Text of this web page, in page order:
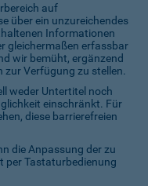
auf
über ein unzureichendes
Informationen
gleichermaßen erfassbar
wir bemüht, ergänzend
zur Verfügung zu stellen.
weder Untertitel noch
einschränkt. Für
diese barrierefreien
die Anpassung der zu
per Tastaturbedienung